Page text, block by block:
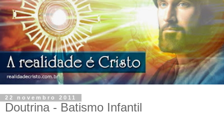
22 novembro 2011
Doutrina - Batismo Infantil